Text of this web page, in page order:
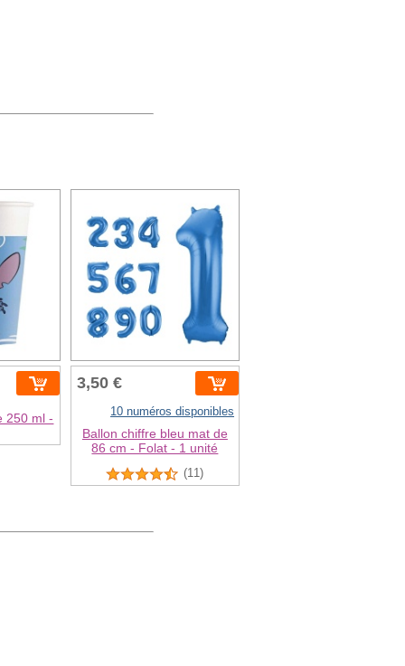
250 ml -
3,50 €
10 numéros disponibles
Ballon chiffre bleu mat de
86 cm - Folat - 1 unité
(11)